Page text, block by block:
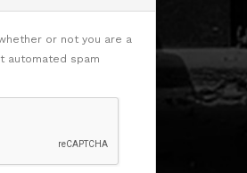
or not you are a
automated spam